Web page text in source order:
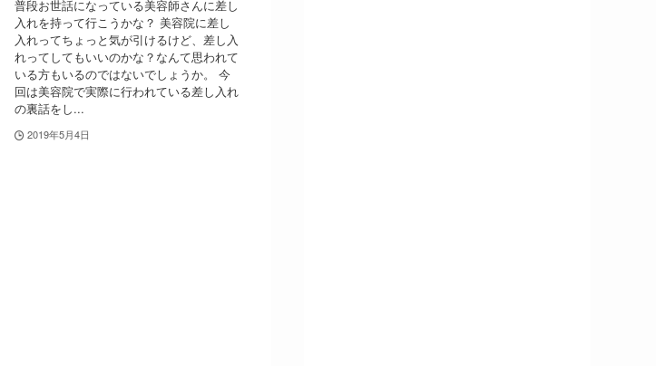
普段お世話になっている美容師さんに差し
入れを持って行こうかな？ 美容院に差し
入れってちょっと気が引けるけど、差し入
れってしてもいいのかな？なんて思われて
いる方もいるのではないでしょうか。 今
回は美容院で実際に行われている差し入れ
の裏話をし...
2019年5月4日